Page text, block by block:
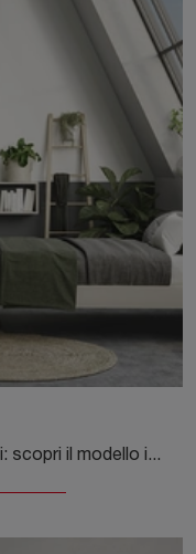
Camerette componibili per ragazzi: scopri il modello in melaminico Golf Y121 di Colombini Casa per stanzette moderne.